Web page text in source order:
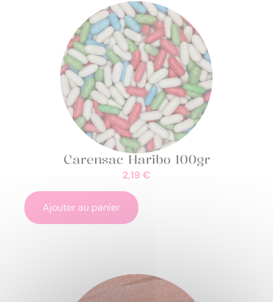
Carensac Haribo 100gr
2,19 €
Ajouter au panier